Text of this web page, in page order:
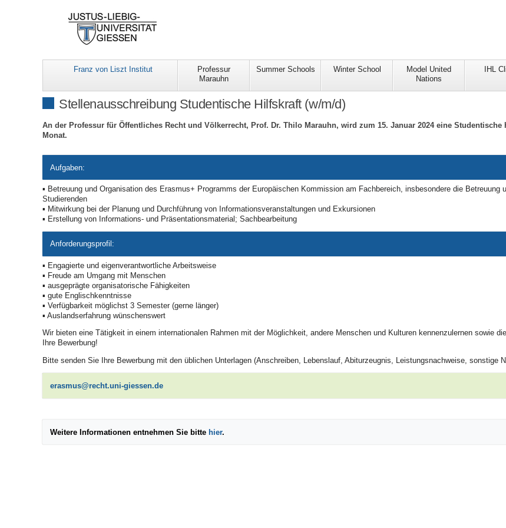
Franz von Liszt Institut
Professur
Marauhn
Summer Schools Winter School
Model United
Nations
IHL
Stellenausschreibung Studentische Hilfskraft (w/m/d)
An der Professur für Öffentliches Recht und Völkerrecht, Prof. Dr. Thilo Marauhn, wird zum 15. Januar 2024 eine
Monat.
Aufgaben:
▪ Betreuung und Organisation des Erasmus+ Programms der Europäischen Kommission am Fachbereich, insbesondere die
Studierenden
▪ Mitwirkung bei der Planung und Durchführung von Informationsveranstaltungen und Exkursionen
▪ Erstellung von Informations- und Präsentationsmaterial; Sachbearbeitung
Anforderungsprofil:
▪ Engagierte und eigenverantwortliche Arbeitsweise
▪ Freude am Umgang mit Menschen
▪ ausgeprägte organisatorische Fähigkeiten
▪ gute Englischkenntnisse
▪ Verfügbarkeit möglichst 3 Semester (gerne länger)
▪ Auslandserfahrung wünschenswert
Wir bieten eine Tätigkeit in einem internationalen Rahmen mit der Möglichkeit, andere Menschen und Kulturen kennenzulernen sowie
Ihre Bewerbung!
Bitte senden Sie Ihre Bewerbung mit den üblichen Unterlagen (Anschreiben, Lebenslauf, Abiturzeugnis, Leistungsnachweise, sonstige
erasmus
Weitere Informationen entnehmen Sie bitte hier.